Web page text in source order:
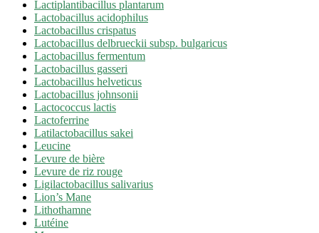
Lactiplantibacillus plantarum
Lactobacillus acidophilus
Lactobacillus crispatus
Lactobacillus delbrueckii subsp. bulgaricus
Lactobacillus fermentum
Lactobacillus gasseri
Lactobacillus helveticus
Lactobacillus johnsonii
Lactococcus lactis
Lactoferrine
Latilactobacillus sakei
Leucine
Levure de bière
Levure de riz rouge
Ligilactobacillus salivarius
Lion’s Mane
Lithothamne
Lutéine